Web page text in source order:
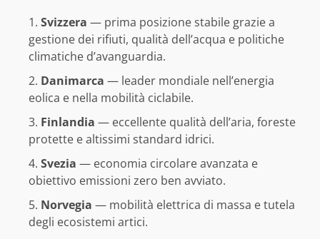
Svizzera — prima posizione stabile grazie a
gestione dei rifiuti, qualità dell’acqua e politiche
climatiche d’avanguardia.
Danimarca — leader mondiale nell’energia
eolica e nella mobilità ciclabile.
Finlandia — eccellente qualità dell’aria, foreste
protette e altissimi standard idrici.
Svezia — economia circolare avanzata e
obiettivo emissioni zero ben avviato.
Norvegia — mobilità elettrica di massa e tutela
degli ecosistemi artici.